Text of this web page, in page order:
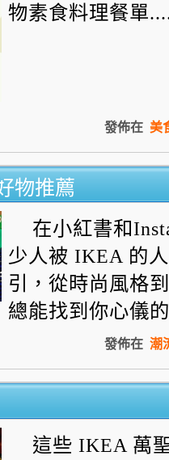
物素食料理餐單
發佈在 美
物推薦
在小紅書和
少人被 IKEA 的
引，從時尚風格
總能找到你心儀
發佈在 潮
這些 IKEA 萬